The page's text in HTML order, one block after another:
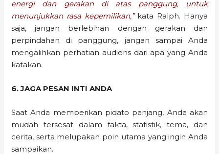
energi dan gerakan di atas panggung, untuk
menunjukkan rasa kepemilikan,”kata Ralph. Hanya
saja, jangan berlebihan dengan gerakan dan
perpindahan di panggung, jangan sampai Anda
mengalihkan perhatian audiens dari apa yang Anda
katakan.
6. JAGA PESAN INTI ANDA
Saat Anda memberikan pidato panjang, Anda akan
mudah tersesat dalam fakta, statistik, tema, dan
cerita, serta melupakan poin utama yang ingin Anda
sampaikan.